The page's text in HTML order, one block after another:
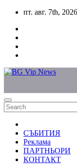
Skip
content
пт. авг. 7th, 2026
СЪБИТИЯ
Реклама
ПАРТНЬОРИ
КОНТАКТ